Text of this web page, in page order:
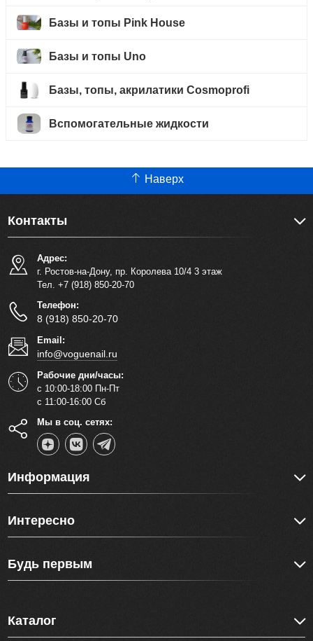
Базы и топы Pink House
Базы и топы Uno
Базы, топы, акрилатики Cosmoprofi
Вспомогательные жидкости
Наверх
Контакты
Адрес:
г. Ростов-на-Дону, пр. Королева 10/4 3 этаж
Тел. +7 (918) 850-20-70
Телефон:
8 (918) 850-20-70
Email:
info@voguenail.ru
Рабочие дни/часы:
с 10:00-18:00 Пн-Пт
с 11:00-16:00 Сб
Мы в соц. сетях:
Информация
Интересно
Будь первым
Каталог